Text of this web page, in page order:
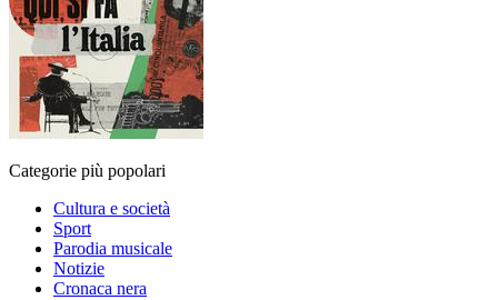
Categorie più popolari
Cultura e società
Sport
Parodia musicale
Notizie
Cronaca nera